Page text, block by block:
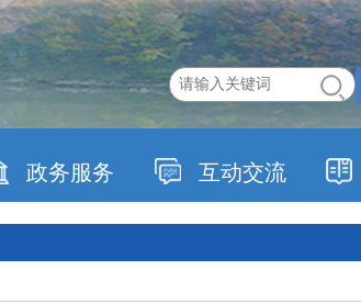
政务服务 互动交流